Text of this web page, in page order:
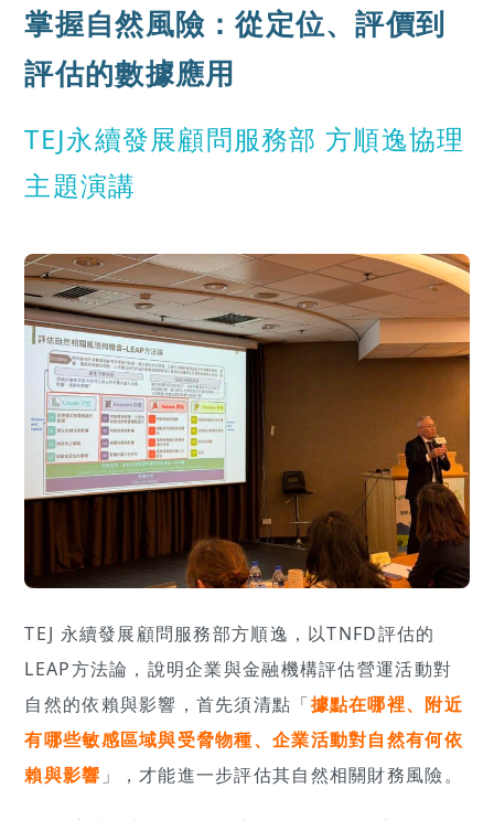
掌握自然風險：從定位、評價到
評估的數據應用
TEJ永續發展顧問服務部 方順逸協理
主題演講
TEJ 永續發展顧問服務部方順逸，以TNFD評估的
LEAP方法論，說明企業與金融機構評估營運活動對
自然的依賴與影響，首先須清點「據點在哪裡、附近
有哪些敏感區域與受脅物種、企業活動對自然有何依
賴與影響 」，才能進一步評估其自然相關財務風險。